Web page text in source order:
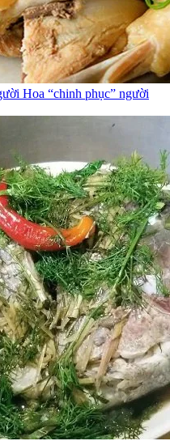
Hoa “chinh phục” người